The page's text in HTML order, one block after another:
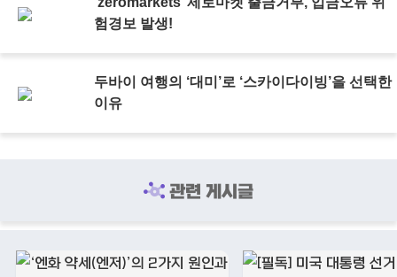
험경보 발생!
두바이 여행의 ‘대미’로 ‘스카이다이빙’을 선택한
이유
관련 게시글